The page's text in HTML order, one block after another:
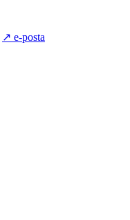
↗ e-posta